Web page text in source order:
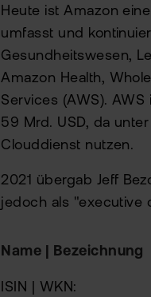
Heute ist Amazon
umfasst und
Gesundheitswesen,
Amazon Health,
Services (AWS).
59 Mrd. USD, da
Clouddienst nutzen.
2021 übergab Jeff
jedoch als "executive
Name | Bezeichnung
ISIN | WKN: